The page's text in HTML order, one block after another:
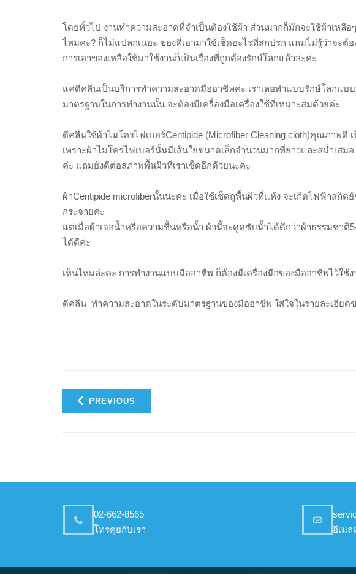
โดยทั่วไป งานทำความสะอาดที่จำเป็นต้องใช้ผ้า ส่วนมากก็มักจะใช้ผ้าเหลือ
ไหมคะ? ก็ไม่แปลกเนอะ ของที่เอามาใช้เช็ดอะไรที่สกปรก แถมไม่รู้ว่าจะต้
การเอาของเหลือใช้มาใช้งานก็เป็นเรื่องที่ถูกต้องรักษ์โลกแล้วล่ะค่ะ
แค่ดีคลีนเป็นบริการทำความสะอาดมืออาชีพค่ะ เราเลยทำแบบรักษ์โลกแบ
มาตรฐานในการทำงานนั้น จะต้องมีเครื่องมือเครื่องใช้ที่เหมาะสมด้วยค่ะ
ดีคลีนใช้ผ้าไมโครไฟเบอร์Centipide (Microfiber Cleaning cloth)คุณภาพดี
เพราะผ้าไมโครไฟเบอร์นั้นมีเส้นใยขนาดเล็กจำนวนมากที่ยาวและสม่ำเส
ค่ะ แถมยังดีต่อสภาพพื้นผิวที่เราเช็ดอีกด้วยนะคะ
ผ้าCentipide microfiberนั้นนะคะ เมื่อใช้เช็ดถูพื้นผิวที่แห้ง จะเกิดไฟฟ้าสถิ
กระจายค่ะ
แต่เมื่อผ้าเจอน้ำหรือความชื้นหรือน้ำ ผ้านี้จะดูดซับน้ำได้ดีกว่าผ้าธรรมชาติ
ได้ดีค่ะ
เห็นไหมล่ะคะ การทำงานแบบมืออาชีพ ก็ต้องมีเครื่องมือของมืออาชีพไว้ใช้
ดีคลีน ทำความสะอาดในระดับมาตรฐานของมืออาชีพ ใส่ใจในรายละเอียด
PREVIOUS
02-662-8565
โทรคุยกับเรา
อีเมล